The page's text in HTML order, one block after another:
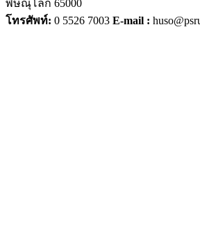
พิษณุโลก 65000
โทรศัพท์: 0 5526 7003 E-mail :